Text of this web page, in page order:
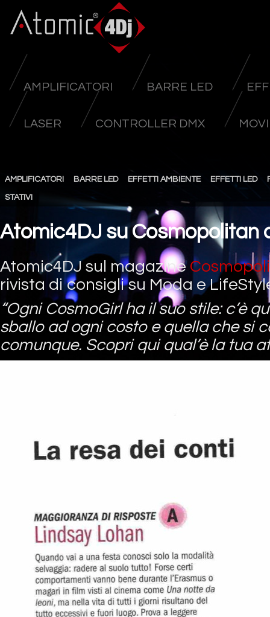
AMPLIFICATORI BARRE LED
LASER CONTROLLER DMX
AMPLIFICATORI BARRE LED EFFETTI AMBIENTE EFFETTI LED
STATIVI
Atomic4DJ su Cosmopolitan
Atomic4DJ sul magazine
rivista di consigli su Moda e
“Ogni CosmoGirl ha il suo stile: c’è
sballo ad ogni costo e quella che si
comunque. Scopri qui qual’è la tua